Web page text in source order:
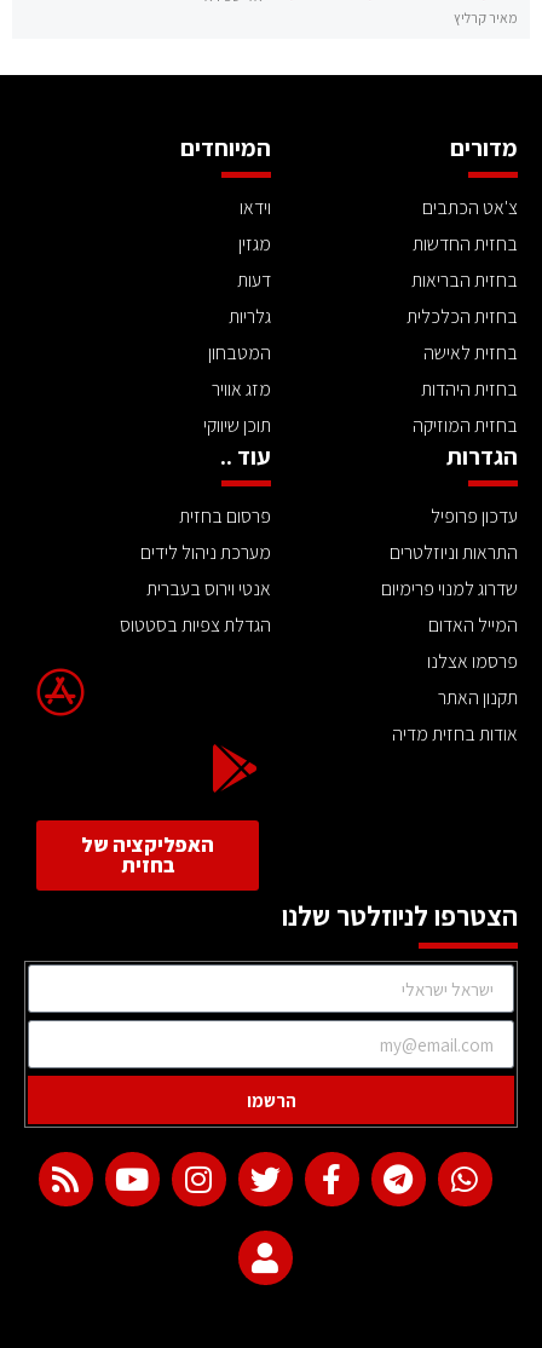
מאיר קרליץ
מדורים
צ'אט הכתבים
בחזית החדשות
בחזית הבריאות
בחזית הכלכלית
בחזית לאישה
בחזית היהדות
בחזית המוזיקה
המיוחדים
וידאו
מגזין
דעות
גלריות
המטבחון
מזג אוויר
תוכן שיווקי
הגדרות
עדכון פרופיל
התראות וניוזלטרים
שדרוג למנוי פרימיום
המייל האדום
פרסמו אצלנו
תקנון האתר
אודות בחזית מדיה
עוד ..
פרסום בחזית
מערכת ניהול לידים
אנטי וירוס בעברית
הגדלת צפיות בסטטוס
האפליקציה של
בחזית
הצטרפו לניוזלטר שלנו
הרשמו